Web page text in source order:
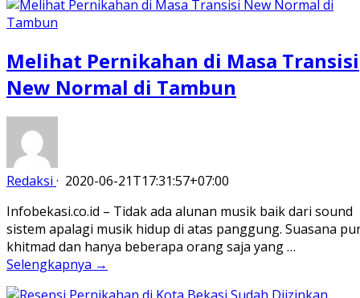
Melihat Pernikahan di Masa Transisi
New Normal di Tambun
Redaksi · 2020-06-21T17:31:57+07:00
Infobekasi.co.id – Tidak ada alunan musik baik dari sound
sistem apalagi musik hidup di atas panggung. Suasana
khitmad dan hanya beberapa orang saja yang …
Selengkapnya →